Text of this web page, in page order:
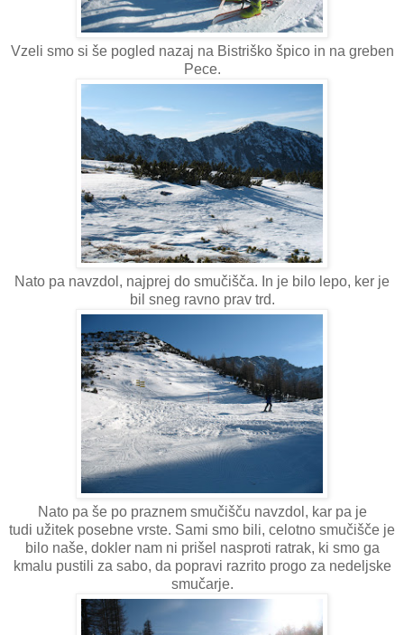
Vzeli smo si še pogled nazaj na Bistriško špico in na greben
Pece.
Nato pa navzdol, najprej do smučišča. In je bilo lepo, ker je
bil sneg ravno prav trd.
Nato pa še po praznem smučišču navzdol, kar pa je
tudi užitek posebne vrste. Sami smo bili, celotno smučišče je
bilo naše, dokler nam ni prišel nasproti ratrak, ki smo ga
kmalu pustili za sabo, da popravi razrito progo za nedeljske
smučarje.